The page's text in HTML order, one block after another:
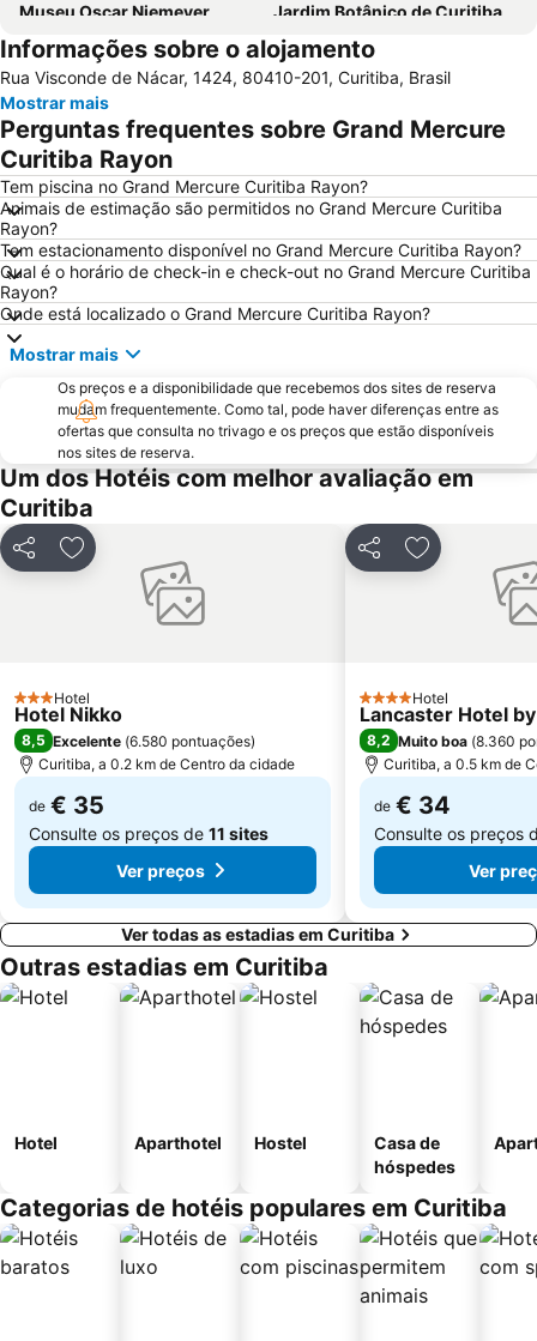
Museu Oscar Niemeyer
Jardim Botânico de Curitiba
Catedral Basílica Menor de Nossa Senhora da Luz dos Pinhais
Paço da Liberdade
Bosque da Fazendinha
Estação Convention Center
Passeio Público
Ópera de Arame
Aeroporto de Bacacheri
Palácio Avenida
Memorial de Curitiba
Bosque do Papa
Parque Tanguá
Teatro do Paiol
Informações sobre o alojamento
Rua Visconde de Nácar, 1424, 80410-201, Curitiba, Brasil
Mostrar mais
Perguntas frequentes sobre Grand Mercure
Curitiba Rayon
Tem piscina no Grand Mercure Curitiba Rayon?
Animais de estimação são permitidos no Grand Mercure Curitiba
Rayon?
Tem estacionamento disponível no Grand Mercure Curitiba Rayon?
Qual é o horário de check-in e check-out no Grand Mercure Curitiba
Rayon?
Onde está localizado o Grand Mercure Curitiba Rayon?
Mostrar mais
Os preços e a disponibilidade que recebemos dos sites de reserva
mudam frequentemente. Como tal, pode haver diferenças entre as
ofertas que consulta no trivago e os preços que estão disponíveis
nos sites de reserva.
Um dos Hotéis com melhor avaliação em
Curitiba
PartilharAdicionar aos favoritos
3 Estrelas
Hotel
Hotel Nikko
8,5 Excelente (6.580 pontuações)
Curitiba, a 0.2 km de Centro da cidade
de € 35
Consulte os preços de 11 sites
Ver preços
PartilharAdicionar
4 Estrelas
Hotel
Lancaster Hotel
8,2 Muito boa (8.360
Curitiba, a 0.5 km de
de € 34
Consulte os preços
Ver
Ver todas as estadias em Curitiba
Outras estadias em Curitiba
Hotel Aparthotel Hostel
Casa de
hóspedes
Categorias de hotéis populares em Curitiba